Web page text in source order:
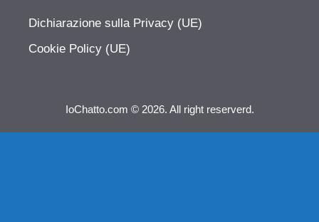
Dichiarazione sulla Privacy (UE)
Cookie Policy (UE)
IoChatto.com © 2026. All right reserverd.